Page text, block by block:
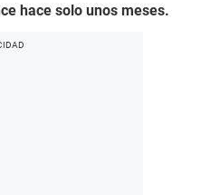
hace solo unos meses.